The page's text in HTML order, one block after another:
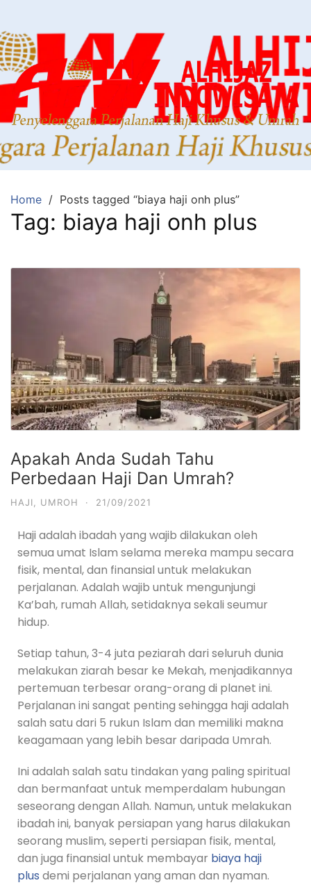
Home Posts tagged “biaya haji onh plus”
Tag: biaya haji onh plus
Apakah Anda Sudah Tahu
Perbedaan Haji Dan Umrah?
HAJI UMROH · 21/09/2021
Haji adalah ibadah yang wajib dilakukan oleh
semua umat Islam selama mereka mampu secara
fisik, mental, dan finansial untuk melakukan
perjalanan. Adalah wajib untuk mengunjungi
Ka’bah, rumah Allah, setidaknya sekali seumur
hidup.
Setiap tahun, 3-4 juta peziarah dari seluruh dunia
melakukan ziarah besar ke Mekah, menjadikannya
pertemuan terbesar orang-orang di planet ini.
Perjalanan ini sangat penting sehingga haji adalah
salah satu dari 5 rukun Islam dan memiliki makna
keagamaan yang lebih besar daripada Umrah.
Ini adalah salah satu tindakan yang paling spiritual
dan bermanfaat untuk memperdalam hubungan
seseorang dengan Allah. Namun, untuk melakukan
ibadah ini, banyak persiapan yang harus dilakukan
seorang muslim, seperti persiapan fisik, mental,
dan juga finansial untuk membayar biaya haji
plus demi perjalanan yang aman dan nyaman.